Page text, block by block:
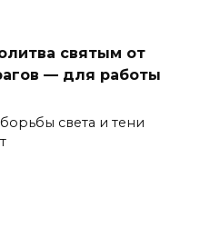
святым от
— для работы
света и тени